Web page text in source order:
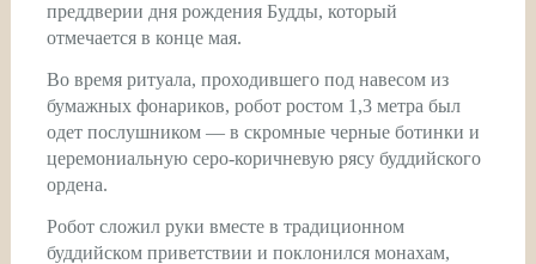
преддверии дня рождения Будды, который
отмечается в конце мая.
Во время ритуала, проходившего под навесом из
бумажных фонариков, робот ростом 1,3 метра был
одет послушником — в скромные черные ботинки и
церемониальную серо-коричневую рясу буддийского
ордена.
Робот сложил руки вместе в традиционном
буддийском приветствии и поклонился монахам,